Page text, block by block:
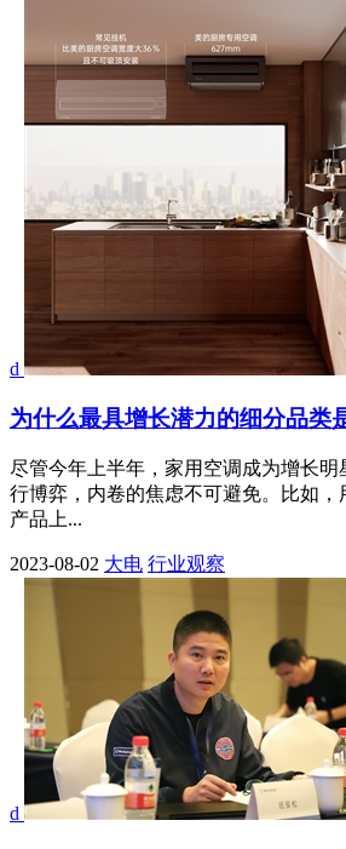
d
为什么最具增长潜力的细分品类
尽管今年上半年，家用空调成为增长
行博弈，内卷的焦虑不可避免。比如，
产品上...
2023-08-02 大电 行业观察
d